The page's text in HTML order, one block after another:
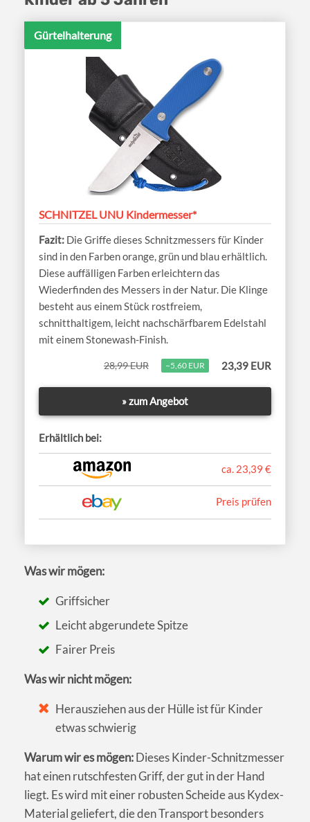
Gürtelhalterung
SCHNITZEL UNU Kindermesser*
Die Griffe dieses Schnitzmessers für Kinder
sind in den Farben orange, grün und blau erhältlich.
Diese auffälligen Farben erleichtern das
Wiederfinden des Messers in der Natur. Die Klinge
besteht aus einem Stück rostfreiem,
schnitthaltigem, leicht nachschärfbarem Edelstahl
mit einem Stonewash-Finish.
28,99 EUR −5,60 EUR 23,39 EUR
» zum Angebot
Erhältlich bei:
ca. 23,39 €
Preis prüfen
Was wir mögen:
Griffsicher
Leicht abgerundete Spitze
Fairer Preis
Was wir nicht mögen:
Herausziehen aus der Hülle ist für Kinder
etwas schwierig
Warum wir es mögen:Dieses Kinder-Schnitzmesser
hat einen rutschfesten Griff, der gut in der Hand
liegt. Es wird mit einer robusten Scheide aus Kydex-
Material geliefert, die den Transport besonders